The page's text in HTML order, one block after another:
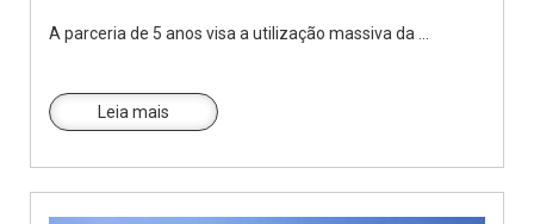
A parceria de 5 anos visa a utilização massiva da ...
Leia mais